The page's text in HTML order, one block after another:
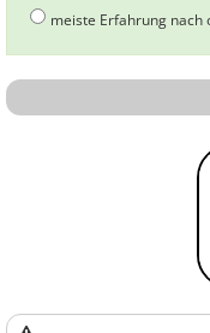
meiste Erfahrung nach